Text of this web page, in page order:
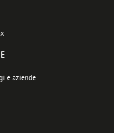
e aziende